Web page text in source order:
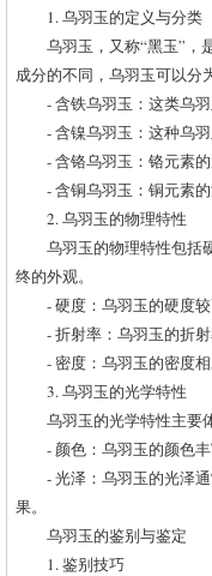
1. 乌羽玉的定义与分类
乌羽玉，又称“黑玉”，
成分的不同，乌羽玉可以分
- 含铁乌羽玉：这类乌
- 含镍乌羽玉：这种乌
- 含铬乌羽玉：铬元素
- 含铜乌羽玉：铜元素
2. 乌羽玉的物理特性
乌羽玉的物理特性包括
终的外观。
- 硬度：乌羽玉的硬度
- 折射率：乌羽玉的折
- 密度：乌羽玉的密度
3. 乌羽玉的光学特性
乌羽玉的光学特性主要
- 颜色：乌羽玉的颜色
- 光泽：乌羽玉的光泽
果。
乌羽玉的鉴别与鉴定
1. 鉴别技巧